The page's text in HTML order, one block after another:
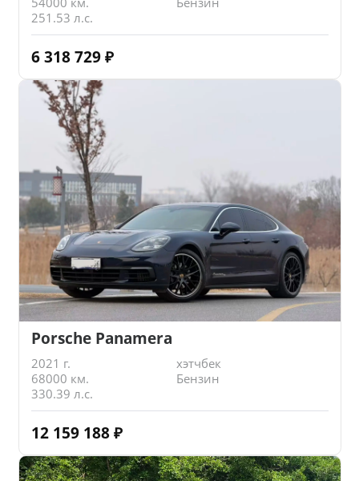
251.53 л.с.
6 318 729 ₽
Porsche Panamera
2021 г.
хэтчбек
68000 км.
Бензин
330.39 л.с.
12 159 188 ₽